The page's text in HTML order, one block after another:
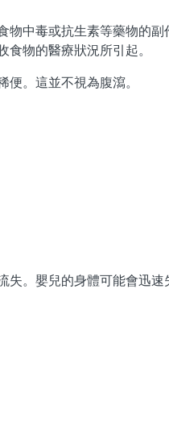
中毒或抗生素等藥物的副
物的醫療狀況所引起。
。這並不視為腹瀉。
。 嬰兒的身體可能會迅